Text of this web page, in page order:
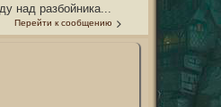
над разбойника...
Перейти к сообщению